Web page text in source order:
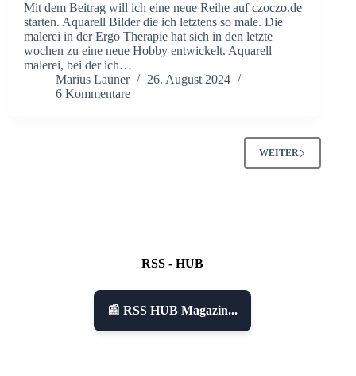
Mit dem Beitrag will ich eine neue Reihe auf czoczo.de
starten. Aquarell Bilder die ich letztens so male. Die
malerei in der Ergo Therapie hat sich in den letzte
wochen zu eine neue Hobby entwickelt. Aquarell
malerei, bei der ich…
Marius Launer
26. August 2024
6 Kommentare
WEITER
RSS - HUB
📰 RSS HUB Magazin...